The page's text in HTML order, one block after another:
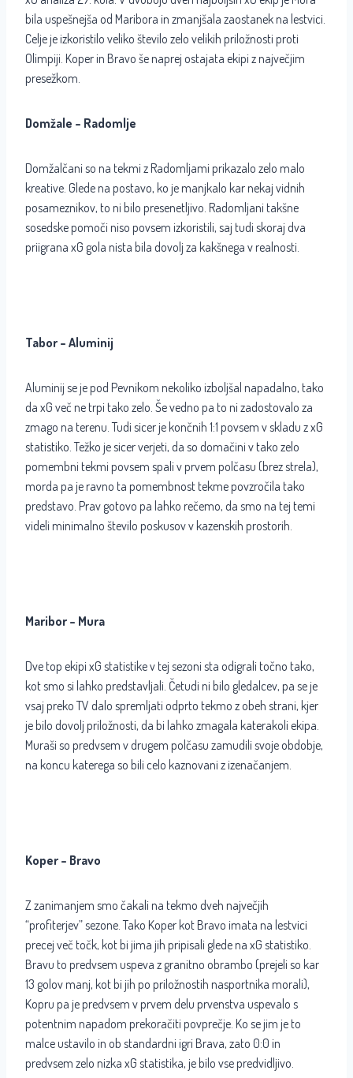
bila uspešnejša od Maribora in zmanjšala zaostanek na lestvici.
Celje je izkoristilo veliko število zelo velikih priložnosti proti
Olimpiji. Koper in Bravo še naprej ostajata ekipi z največjim
presežkom.
Domžale – Radomlje
Domžalčani so na tekmi z Radomljami prikazalo zelo malo
kreative. Glede na postavo, ko je manjkalo kar nekaj vidnih
posameznikov, to ni bilo presenetljivo. Radomljani takšne
sosedske pomoči niso povsem izkoristili, saj tudi skoraj dva
priigrana xG gola nista bila dovolj za kakšnega v realnosti.
Tabor – Aluminij
Aluminij se je pod Pevnikom nekoliko izboljšal napadalno, tako
da xG več ne trpi tako zelo. Še vedno pa to ni zadostovalo za
zmago na terenu. Tudi sicer je končnih 1:1 povsem v skladu z xG
statistiko. Težko je sicer verjeti, da so domačini v tako zelo
pomembni tekmi povsem spali v prvem polčasu (brez strela),
morda pa je ravno ta pomembnost tekme povzročila tako
predstavo. Prav gotovo pa lahko rečemo, da smo na tej temi
videli minimalno število poskusov v kazenskih prostorih.
Maribor – Mura
Dve top ekipi xG statistike v tej sezoni sta odigrali točno tako,
kot smo si lahko predstavljali. Četudi ni bilo gledalcev, pa se je
vsaj preko TV dalo spremljati odprto tekmo z obeh strani, kjer
je bilo dovolj priložnosti, da bi lahko zmagala katerakoli ekipa.
Muraši so predvsem v drugem polčasu zamudili svoje obdobje,
na koncu katerega so bili celo kaznovani z izenačanjem.
Koper – Bravo
Z zanimanjem smo čakali na tekmo dveh največjih
“profiterjev” sezone. Tako Koper kot Bravo imata na lestvici
precej več točk, kot bi jima jih pripisali glede na xG statistiko.
Bravu to predvsem uspeva z granitno obrambo (prejeli so kar
13 golov manj, kot bi jih po priložnostih nasportnika morali),
Kopru pa je predvsem v prvem delu prvenstva uspevalo s
potentnim napadom prekoračiti povprečje. Ko se jim je to
malce ustavilo in ob standardni igri Brava, zato 0:0 in
predvsem zelo nizka xG statistika, je bilo vse predvidljivo.